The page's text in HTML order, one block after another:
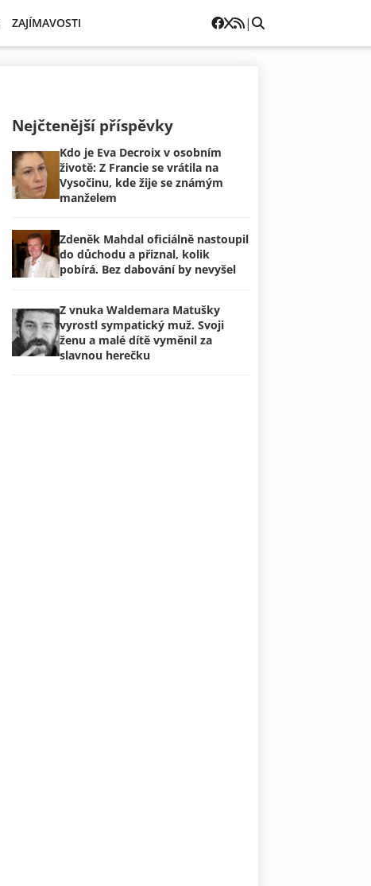
ZAJÍMAVOSTI |
Nejčtenější příspěvky
Kdo je Eva Decroix v osobním
životě: Z Francie se vrátila na
Vysočinu, kde žije se známým
manželem
Zdeněk Mahdal oficiálně nastoupil
do důchodu a přiznal, kolik
pobírá. Bez dabování by nevyšel
Z vnuka Waldemara Matušky
vyrostl sympatický muž. Svoji
ženu a malé dítě vyměnil za
slavnou herečku